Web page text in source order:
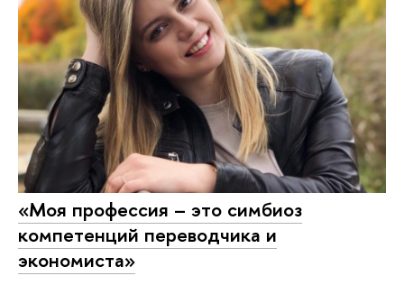
«Моя профессия – это симбиоз
компетенций переводчика и
экономиста»